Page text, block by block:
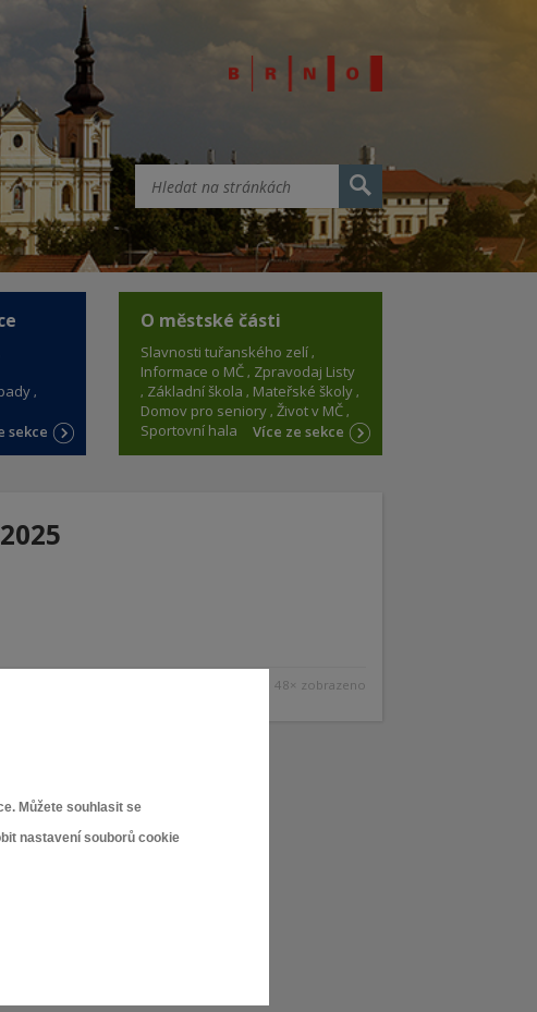
Můžete souhlasit se
nastavení souborů cookie
sekce
O městské části
Slavnosti tuřanského zelí
Informace o MČ Zpravodaj Listy
Základní škola
Mateřské školy
Domov pro seniory Život v MČ
Sportovní hala
Více ze sekce
48× zobrazeno